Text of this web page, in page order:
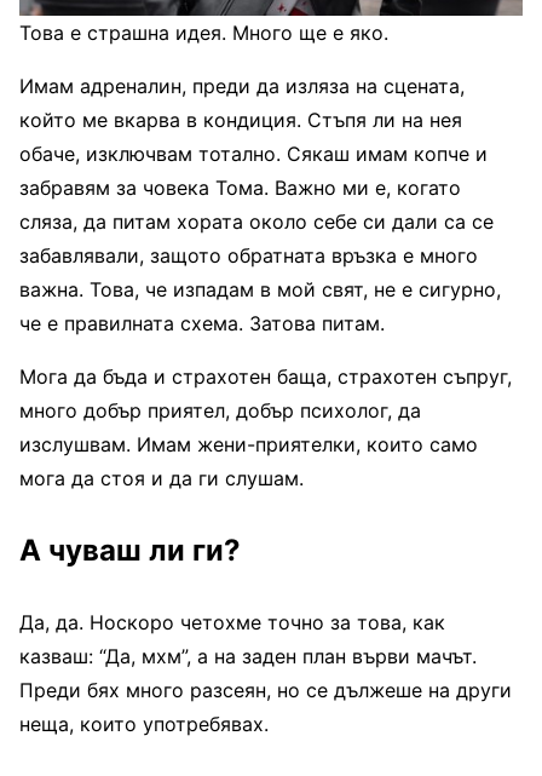
Това е страшна идея. Много ще е яко.
Имам адреналин, преди да изляза на сцената,
който ме вкарва в кондиция. Стъпя ли на нея
обаче, изключвам тотално. Сякаш имам копче и
забравям за човека Тома. Важно ми е, когато
сляза, да питам хората около себе си дали са се
забавлявали, защото обратната връзка е много
важна. Това, че изпадам в мой свят, не е сигурно,
че е правилната схема. Затова питам.
Мога да бъда и страхотен баща, страхотен съпруг,
много добър приятел, добър психолог, да
изслушвам. Имам жени-приятелки, които само
мога да стоя и да ги слушам.
А чуваш ли ги?
Да, да. Носкоро четохме точно за това, как
казваш: “Да, мхм”, а на заден план върви мачът.
Преди бях много разсеян, но се дължеше на други
неща, които употребявах.